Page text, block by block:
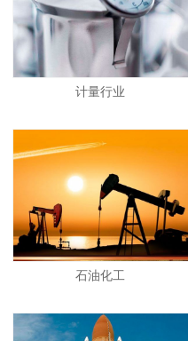
计量行业
石油化工